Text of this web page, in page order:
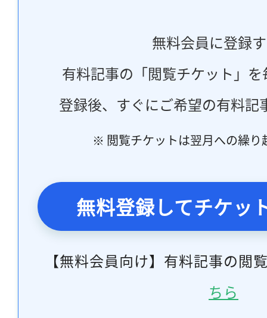
無料会員に登録
有料記事の「閲覧チケット」
登録後、すぐにご希望の有料記
※ 閲覧チケットは翌月への繰り
無料登録してチケッ
【無料会員向け】有料記事の閲
ちら